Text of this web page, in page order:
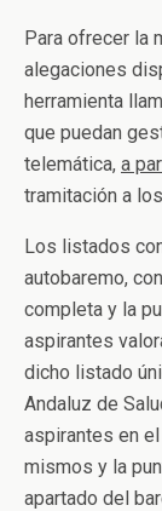
Para ofrecer la
alegaciones
herramienta
que puedan
telemática, a
tramitación a
Los listados
autobaremo,
completa y la
aspirantes
dicho listado
Andaluz de
aspirantes en
mismos y la
apartado del